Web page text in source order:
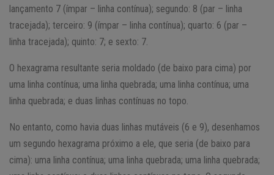
lançamento 7 (ímpar – linha contínua); segundo: 8 (par – linha
tracejada); terceiro: 9 (ímpar – linha contínua); quarto: 6 (par –
linha tracejada); quinto: 7; e sexto: 7.
O hexagrama resultante seria moldado (de baixo para cima) por
uma linha contínua; uma linha quebrada; uma linha contínua; uma
linha quebrada; e duas linhas contínuas no topo.
No entanto, como havia duas linhas mutáveis (6 e 9), desenhamos
um segundo hexagrama próximo a ele, que seria (de baixo para
cima): uma linha contínua; uma linha quebrada; uma linha quebrada;